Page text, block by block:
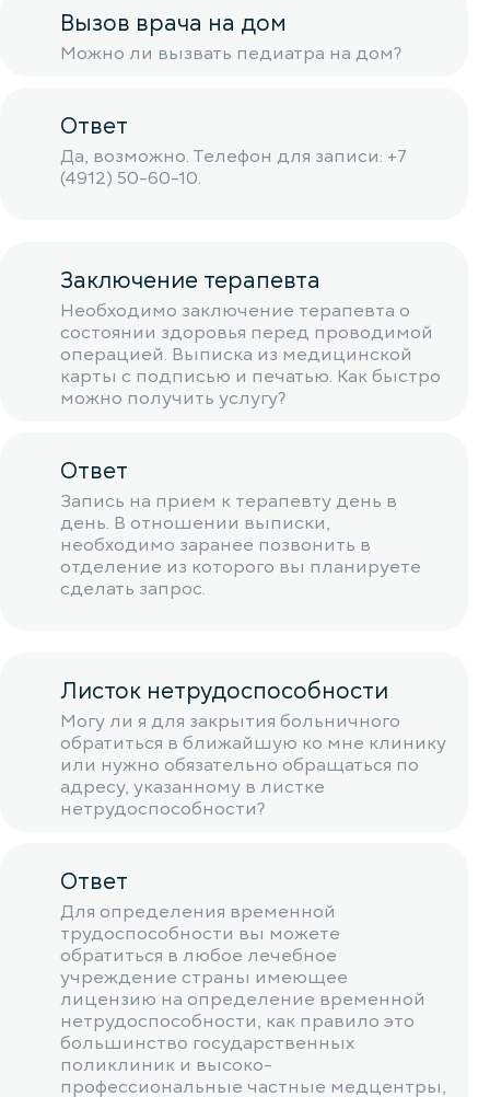
Вызов врача на дом
Можно ли вызвать педиатра на дом?
Ответ
Да, возможно. Телефон для записи: +7
(4912) 50-60-10.
Заключение терапевта
Необходимо заключение терапевта о
состоянии здоровья перед проводимой
операцией. Выписка из медицинской
карты с подписью и печатью. Как быстро
можно получить услугу?
Ответ
Запись на прием к терапевту день в
день. В отношении выписки,
необходимо заранее позвонить в
отделение из которого вы планируете
сделать запрос.
Листок нетрудоспособности
Могу ли я для закрытия больничного
обратиться в ближайшую ко мне клинику
или нужно обязательно обращаться по
адресу, указанному в листке
нетрудоспособности?
Ответ
Для определения временной
трудоспособности вы можете
обратиться в любое лечебное
учреждение страны имеющее
лицензию на определение временной
нетрудоспособности, как правило это
большинство государственных
поликлиник и высоко-
профессиональные частные медцентры,